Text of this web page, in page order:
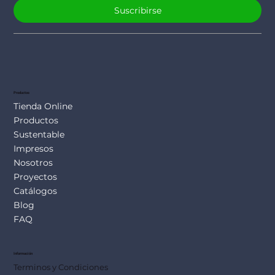
Suscribirse
Productos
Tienda Online
Productos
Sustentable
Impresos
Nosotros
Proyectos
Catálogos
Blog
FAQ
Información
Terminos y Condiciones